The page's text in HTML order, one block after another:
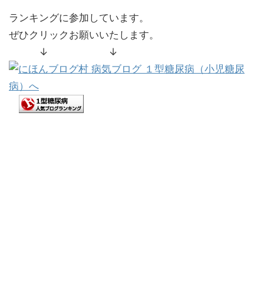
ランキングに参加しています。
ぜひクリックお願いいたします。
↓ ↓